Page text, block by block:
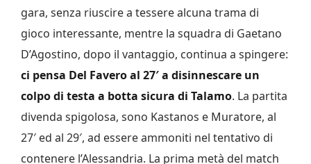
gara, senza riuscire a tessere alcuna trama di
gioco interessante, mentre la squadra di Gaetano
D’Agostino, dopo il vantaggio, continua a spingere:
ci pensa Del Favero al 27′ a disinnescare un
colpo di testa a botta sicura di Talamo. La partita
divenda spigolosa, sono Kastanos e Muratore, al
27′ ed al 29′, ad essere ammoniti nel tentativo di
contenere l’Alessandria. La prima metà del match